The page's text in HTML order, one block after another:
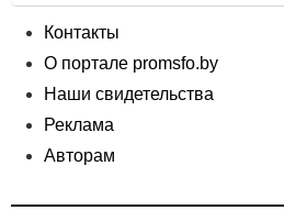
Контакты
О портале promsfo.by
Наши свидетельства
Реклама
Авторам